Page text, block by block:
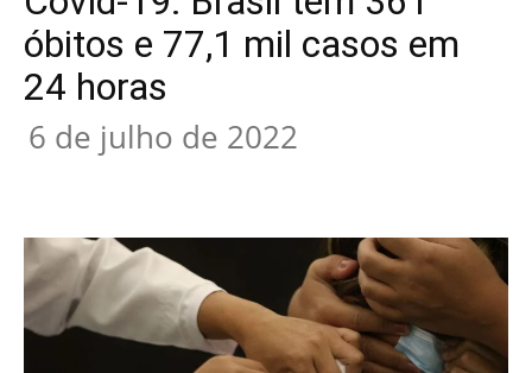
óbitos e 77,1 mil casos em
24 horas
6 de julho de 2022